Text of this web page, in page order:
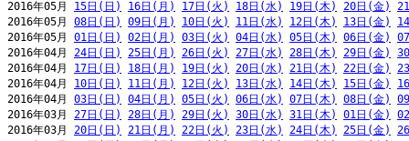
2016年05月 15日(日) 16日(月) 17日(火) 18日(水) 19日(木) 20日(金)
2016年05月 08日(日) 09日(月) 10日(火) 11日(水) 12日(木) 13日(金)
2016年05月 01日(日) 02日(月) 03日(火) 04日(水) 05日(木) 06日(金)
2016年04月 24日(日) 25日(月) 26日(火) 27日(水) 28日(木) 29日(金)
2016年04月 17日(日) 18日(月) 19日(火) 20日(水) 21日(木) 22日(金)
2016年04月 10日(日) 11日(月) 12日(火) 13日(水) 14日(木) 15日(金)
2016年04月 03日(日) 04日(月) 05日(火) 06日(水) 07日(木) 08日(金)
2016年03月 27日(日) 28日(月) 29日(火) 30日(水) 31日(木) 01日(金)
2016年03月 20日(日) 21日(月) 22日(火) 23日(水) 24日(木) 25日(金)